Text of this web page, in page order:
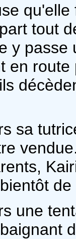
tout
y
en
sa
une